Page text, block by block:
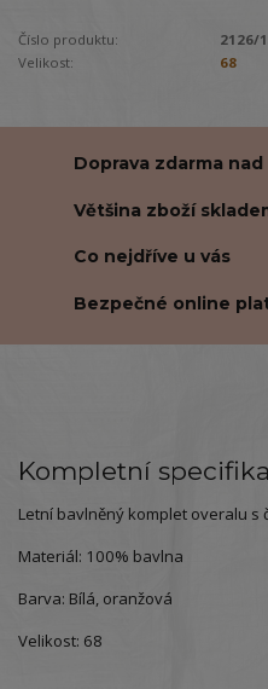
Číslo produktu:
2126/
Velikost:
68
Doprava zdarma nad
Většina zboží
Co nejdříve u vás
Bezpečné online
Kompletní
Letní bavlněný komplet overalu s
Materiál: 100% bavlna
Barva: Bílá, oranžová
Velikost: 68